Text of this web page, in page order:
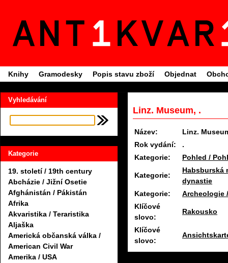
Knihy Gramodesky Popis stavu zboží Objednat
Vyhledávání
Kategorie
19. století / 19th century
Abcházie / Jižní Osetie
Afghánistán / Pákistán
Afrika
Akvaristika / Teraristika
Aljaška
Americká občanská válka /
American Civil War
Amerika / USA
Linz. Museum, .
Název:
Linz.
Rok vydání:
.
Kategorie:
Pohled /
Kategorie:
Habsburská
dynastie
Kategorie:
Archeologie
Klíčové
slovo:
Rakousko
Klíčové
slovo: